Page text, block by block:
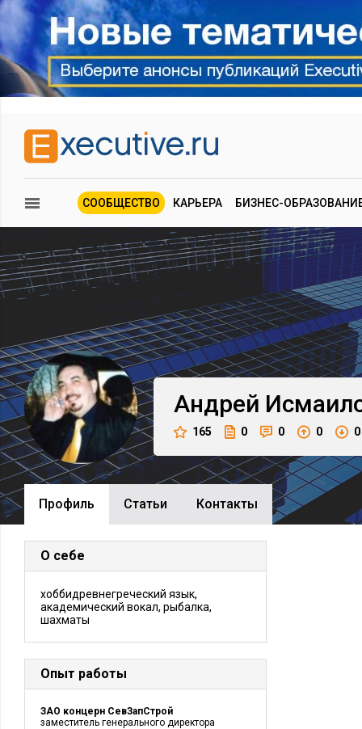
СООБЩЕСТВО КАРЬЕРА БИЗНЕС-
Андрей
165 0 0 0 0
Профиль Cтатьи Контакты
О себе
хоббидревнегреческий язык,
академический вокал, рыбалка,
шахматы
Опыт работы
ЗАО концерн СевЗапСтрой
заместитель генерального директора